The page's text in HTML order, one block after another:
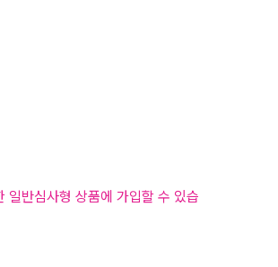
일반심사형 상품에 가입할 수 있습